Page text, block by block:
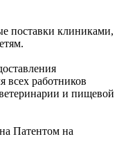
поставки клиниками,
всех работников
и пищевой
Патентом на